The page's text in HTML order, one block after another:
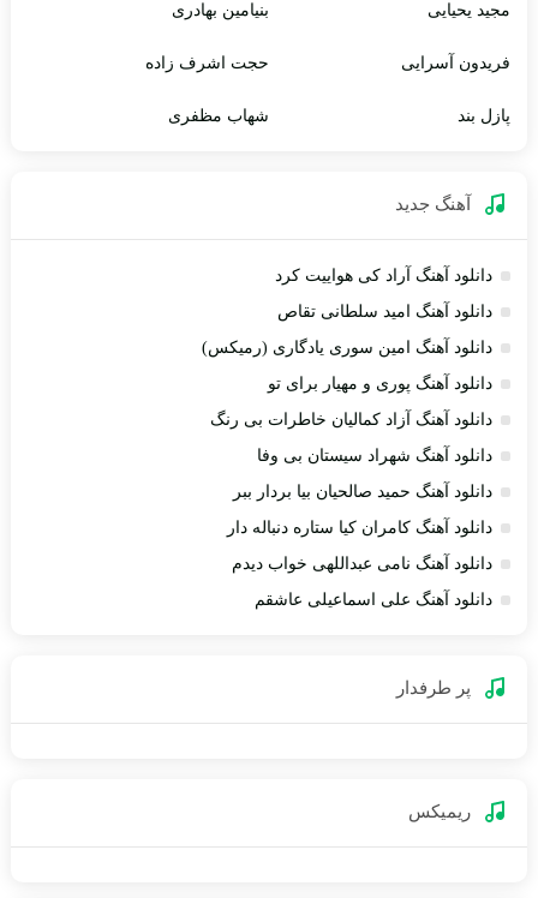
مجید یحیایی بنیامین بهادری
فریدون آسرایی حجت اشرف زاده
پازل بند شهاب مظفری
آهنگ جديد
دانلود آهنگ آراد کی هواییت کرد
دانلود آهنگ امید سلطانی تقاص
دانلود آهنگ امین سوری یادگاری (رمیکس)
دانلود آهنگ پوری و مهیار برای تو
دانلود آهنگ آزاد کمالیان خاطرات بی رنگ
دانلود آهنگ شهراد سیستان بی وفا
دانلود آهنگ حمید صالحیان بیا بردار ببر
دانلود آهنگ کامران کیا ستاره دنباله دار
دانلود آهنگ نامی عبداللهی خواب دیدم
دانلود آهنگ علی اسماعیلی عاشقم
پر طرفدار
ریمیکس